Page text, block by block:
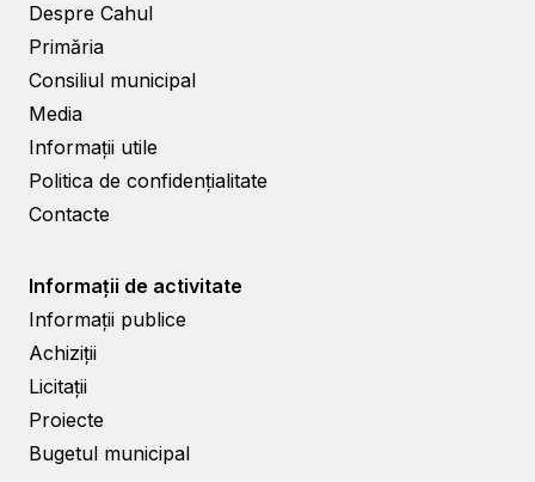
Despre Cahul
Primăria
Consiliul municipal
Media
Informații utile
Politica de confidențialitate
Contacte
Informații de activitate
Informații publice
Achiziții
Licitații
Proiecte
Bugetul municipal